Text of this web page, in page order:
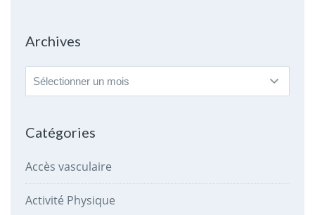
Archives
Archives
Catégories
Accès vasculaire
Activité Physique